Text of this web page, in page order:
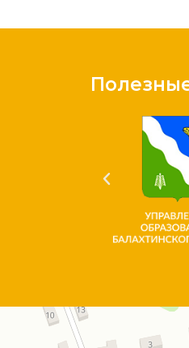
Красноярский край
Улица Богаткова, 1 на карте